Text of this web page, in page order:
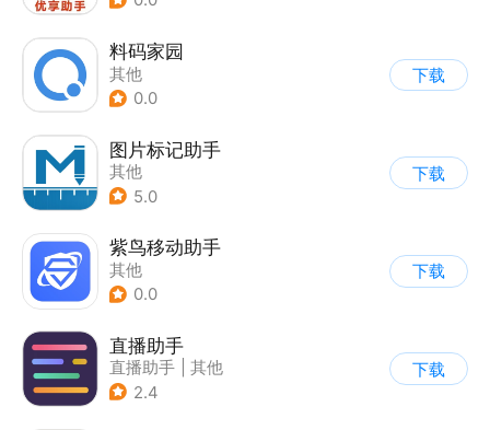
料码家园
其他
0.0
下载
图片标记助手
其他
5.0
下载
紫鸟移动助手
其他
0.0
下载
直播助手
直播助手
其他
2.4
下载